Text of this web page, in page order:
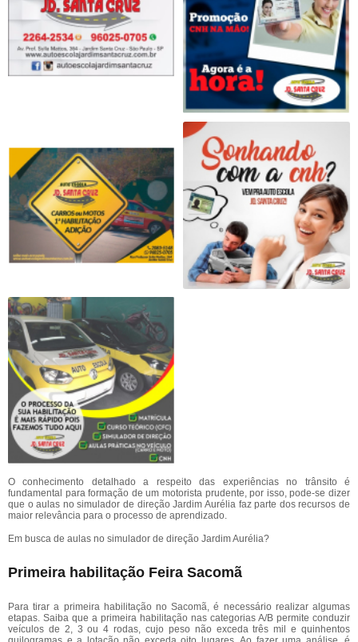
O conhecimento detalhado a respeito das experiências no trânsito é
fundamental para formação de um motorista prudente, por isso, pode-se dizer
que o aulas no simulador de direção Jardim Aurélia faz parte dos recursos de
maior relevância para o processo de aprendizado.
Em busca de aulas no simulador de direção Jardim Aurélia?
Primeira habilitação Feira Sacomã
Para tirar a primeira habilitação no Sacomã, é necessário realizar algumas
etapas. Saiba que a primeira habilitação nas categorias A/B permite conduzir
veículos de 2, 3 ou 4 rodas, cujo peso não exceda três mil e quinhentos